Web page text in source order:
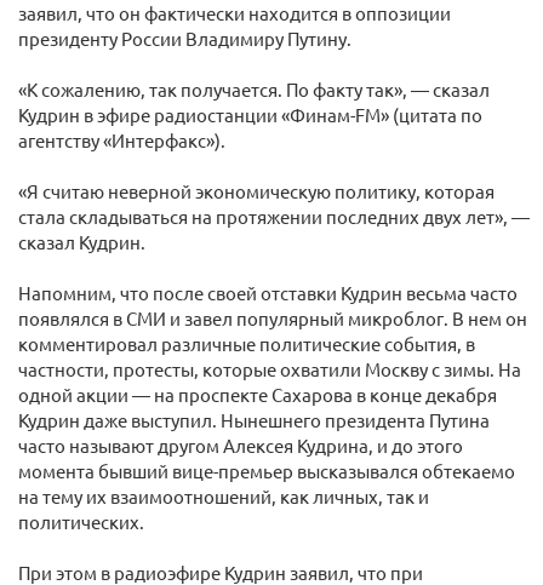
заявил, что он фактически находится в оппозиции
президенту России Владимиру Путину.
«К сожалению, так получается. По факту так», — сказал
Кудрин в эфире радиостанции «Финам-FM» (цитата по
агентству «Интерфакс»).
«Я считаю неверной экономическую политику, которая
стала складываться на протяжении последних двух лет», —
сказал Кудрин.
Напомним, что после своей отставки Кудрин весьма часто
появлялся в СМИ и завел популярный микроблог. В нем он
комментировал различные политические события, в
частности, протесты, которые охватили Москву с зимы. На
одной акции — на проспекте Сахарова в конце декабря
Кудрин даже выступил. Нынешнего президента Путина
часто называют другом Алексея Кудрина, и до этого
момента бывший вице-премьер высказывался обтекаемо
на тему их взаимоотношений, как личных, так и
политических.
При этом в радиоэфире Кудрин заявил, что при